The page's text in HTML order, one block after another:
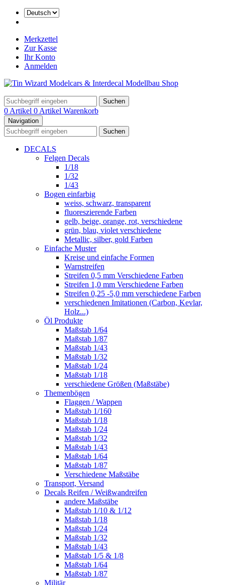
Merkzettel
Zur Kasse
Ihr Konto
Anmelden
Suchen
0 Artikel 0 Artikel Warenkorb
Navigation
Suchen
DECALS
Felgen Decals
1/18
1/32
1/43
Bogen einfarbig
weiss, schwarz, transparent
fluoreszierende Farben
gelb, beige, orange, rot, verschiedene
grün, blau, violet verschiedene
Metallic, silber, gold Farben
Einfache Muster
Kreise und einfache Formen
Warnstreifen
Streifen 0,5 mm Verschiedene Farben
Streifen 1,0 mm Verschiedene Farben
Streifen 0,25 -5,0 mm verschiedene Farben
verschiedenen Imitationen (Carbon, Kevlar,
Holz...)
Öl Produkte
Maßstab 1/64
Maßstab 1/87
Maßstab 1/43
Maßstab 1/32
Maßstab 1/24
Maßstab 1/18
verschiedene Größen (Maßstäbe)
Themenbögen
Flaggen / Wappen
Maßstab 1/160
Maßstab 1/18
Maßstab 1/24
Maßstab 1/32
Maßstab 1/43
Maßstab 1/64
Maßstab 1/87
Verschiedene Maßstäbe
Transport, Versand
Decals Reifen / Weißwandreifen
andere Maßstäbe
Maßstab 1/10 & 1/12
Maßstab 1/18
Maßstab 1/24
Maßstab 1/32
Maßstab 1/43
Maßstab 1/5 & 1/8
Maßstab 1/64
Maßstab 1/87
Militär